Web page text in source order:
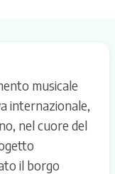
musicale
internazionale,
nel cuore del
il borgo